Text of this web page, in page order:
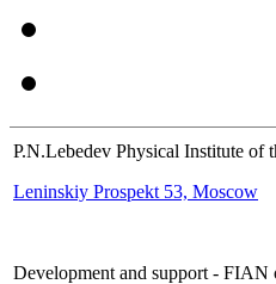
P.N.Lebedev Physical Institute of
Leninskiy Prospekt 53, Moscow
Development and support - FIAN